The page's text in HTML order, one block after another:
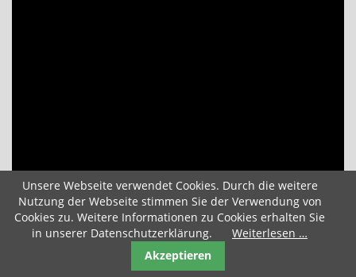
Unsere Webseite verwendet Cookies. Durch die weitere
Nutzung der Webseite stimmen Sie der Verwendung von
Cookies zu. Weitere Informationen zu Cookies erhalten Sie
in unserer Datenschutzerklärung.
Weiterlesen …
Akzeptieren